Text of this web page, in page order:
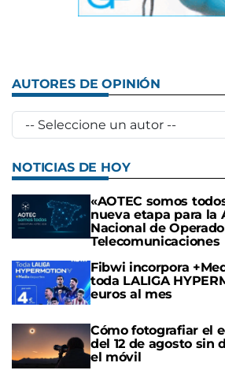
AUTORES DE OPINIÓN
NOTICIAS DE HOY
«AOTEC somos
nueva etapa para la
Nacional de
Telecomunicaciones
Fibwi incorpora
toda LALIGA
euros al mes
Cómo fotografiar el
del 12 de agosto sin
el móvil